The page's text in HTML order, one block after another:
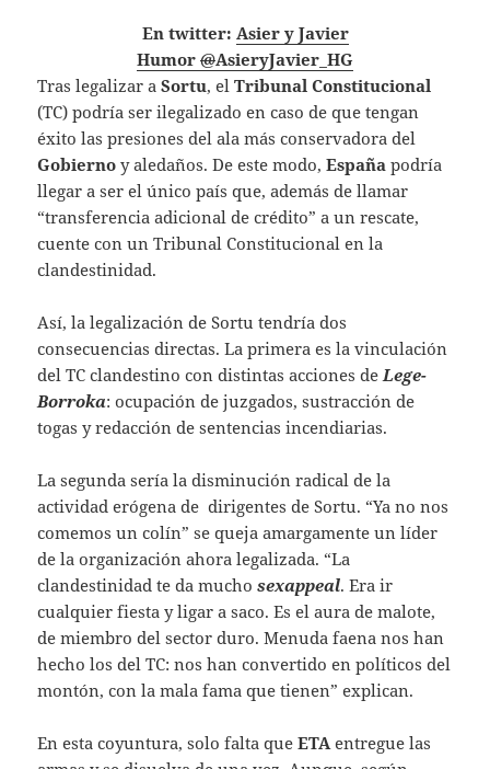
En twitter: Asier y Javier
@AsieryJavier_HG
Tras legalizar aSortu, elTribunal Constitucional
(TC) podría ser ilegalizado en caso de que tengan
éxito las presiones del ala más conservadora del
Gobierno y aledaños. De este modo,España podría
llegar a ser el único país que, además de llamar
“transferencia adicional de crédito” a un rescate,
cuente con un Tribunal Constitucional en la
clandestinidad.
Así, la legalización de Sortu tendría dos
consecuencias directas. La primera es la vinculación
del TC clandestino con distintas acciones de Lege-
Borroka: ocupación de juzgados, sustracción de
togas y redacción de sentencias incendiarias.
La segunda sería la disminución radical de la
actividad erógena de dirigentes de Sortu. “Ya no nos
comemos un colín” se queja amargamente un líder
de la organización ahora legalizada. “La
clandestinidad te da muchosexappeal. Era ir
cualquier fiesta y ligar a saco. Es el aura de malote,
de miembro del sector duro. Menuda faena nos han
hecho los del TC: nos han convertido en políticos del
montón, con la mala fama que tienen” explican.
En esta coyuntura, solo falta queETA entregue las